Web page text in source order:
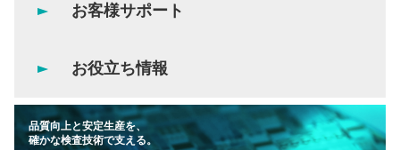
お客様サポート
お役立ち情報
品質向上と安定生産を、
確かな検査技術で支える。